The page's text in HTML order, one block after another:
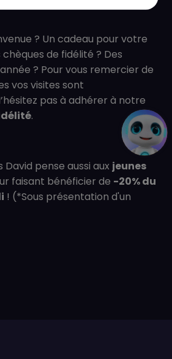
? Un cadeau pour votre
de fidélité ? Des
? Pour vous remercier de
vos visites sont
pas à adhérer à notre
.
David pense aussi aux jeunes
faisant bénéficier de -20% du
! (*Sous présentation d'un